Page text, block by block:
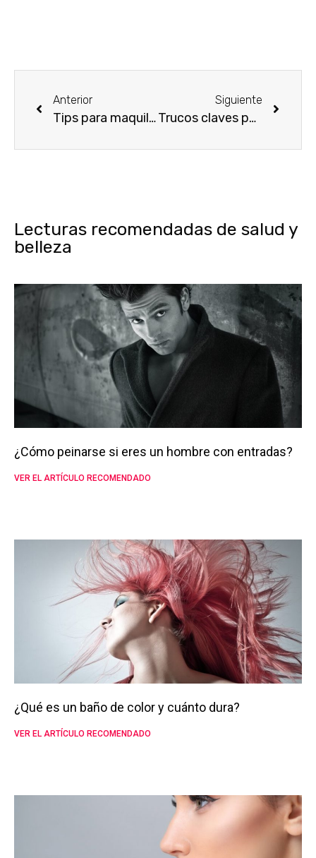
Anterior
Tips para maquillarte en Verano 2019
Siguiente
Trucos claves para llevar un maquillaje más duradero
Lecturas recomendadas de salud y
belleza
¿Cómo peinarse si eres un hombre con entradas?
VER EL ARTÍCULO RECOMENDADO
¿Qué es un baño de color y cuánto dura?
VER EL ARTÍCULO RECOMENDADO